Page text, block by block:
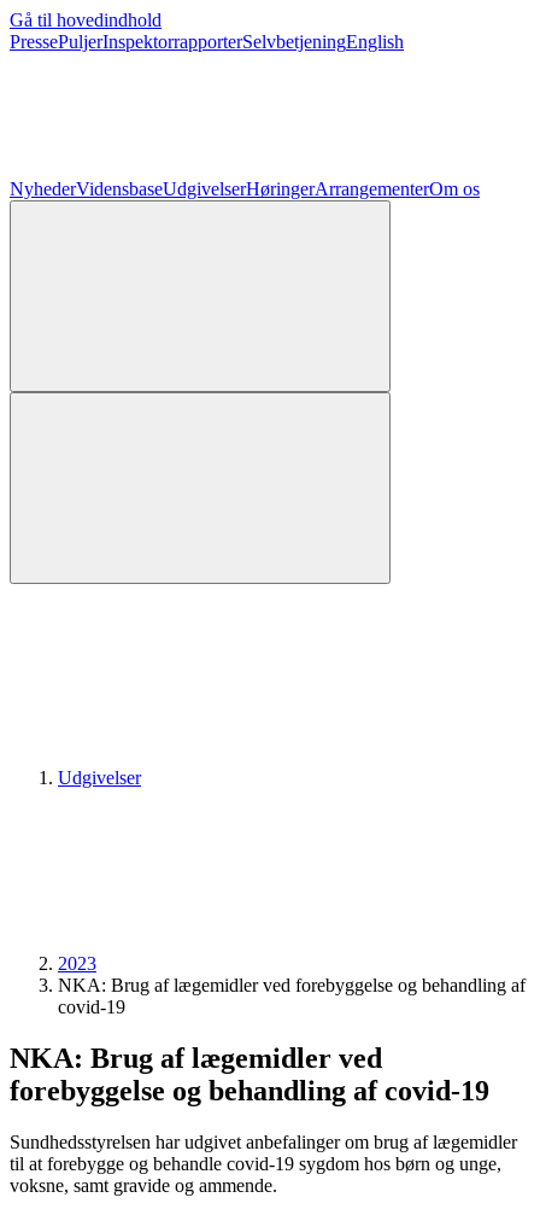
Gå til hovedindhold
PressePuljerInspektorrapporterSelvbetjeningEnglish
NyhederVidensbaseUdgivelserHøringerArrangementerOm os
Udgivelser
2023
NKA: Brug af lægemidler ved forebyggelse og behandling af
covid-19
NKA: Brug af lægemidler ved
forebyggelse og behandling af covid-19
Sundhedsstyrelsen har udgivet anbefalinger om brug af lægemidler
til at forebygge og behandle covid-19 sygdom hos børn og unge,
voksne, samt gravide og ammende.